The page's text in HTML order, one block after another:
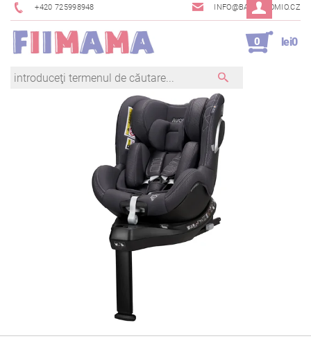
+420 725998948 INFO@BAMBINOMIO.CZ
0 lei0